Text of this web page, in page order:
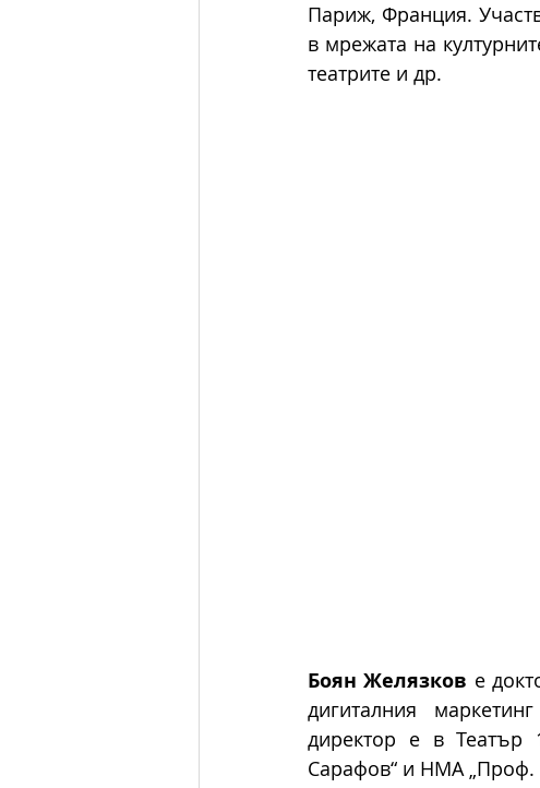
Париж, Франция.
в мрежата на
театрите и др.
Боян Желязков е
дигиталния
директор е в Театър
Сарафов“ и НМА „Проф.